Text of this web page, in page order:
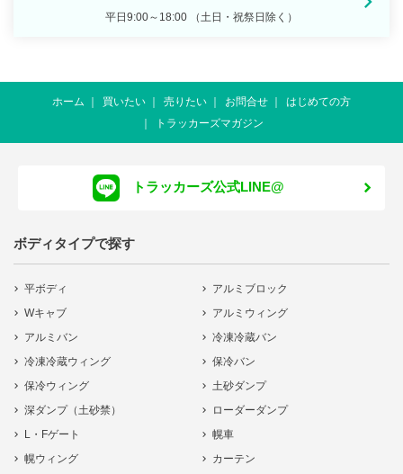
平日9:00～18:00 （土日・祝祭日除く）
ホーム 買いたい 売りたい お問合せ
はじめての方
トラッカーズマガジン
トラッカーズ公式LINE@
ボディタイプで探す
平ボディ
アルミブロック
Wキャブ
アルミウィング
アルミバン
冷凍冷蔵バン
冷凍冷蔵ウィング
保冷バン
保冷ウィング
土砂ダンプ
深ダンプ（土砂禁）
ローダーダンプ
L・Fゲート
幌車
幌ウィング
カーテン